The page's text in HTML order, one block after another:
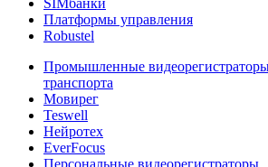
SIMбанки
Платформы управления
Robustel
Промышленные
транспорта
Мовирег
Teswell
Нейротех
EverFocus
Персональные видеорегистраторы